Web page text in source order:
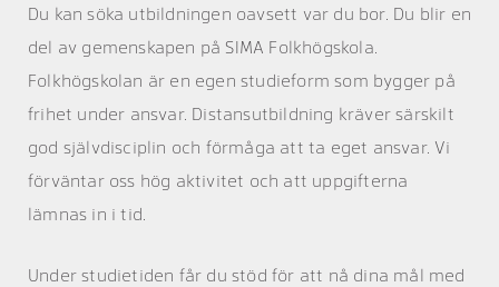
Du kan söka utbildningen oavsett var du bor. Du blir en
del av gemenskapen på SIMA Folkhögskola.
Folkhögskolan är en egen studieform som bygger på
frihet under ansvar. Distansutbildning kräver särskilt
god självdisciplin och förmåga att ta eget ansvar. Vi
förväntar oss hög aktivitet och att uppgifterna
lämnas in i tid.
Under studietiden får du stöd för att nå dina mål med